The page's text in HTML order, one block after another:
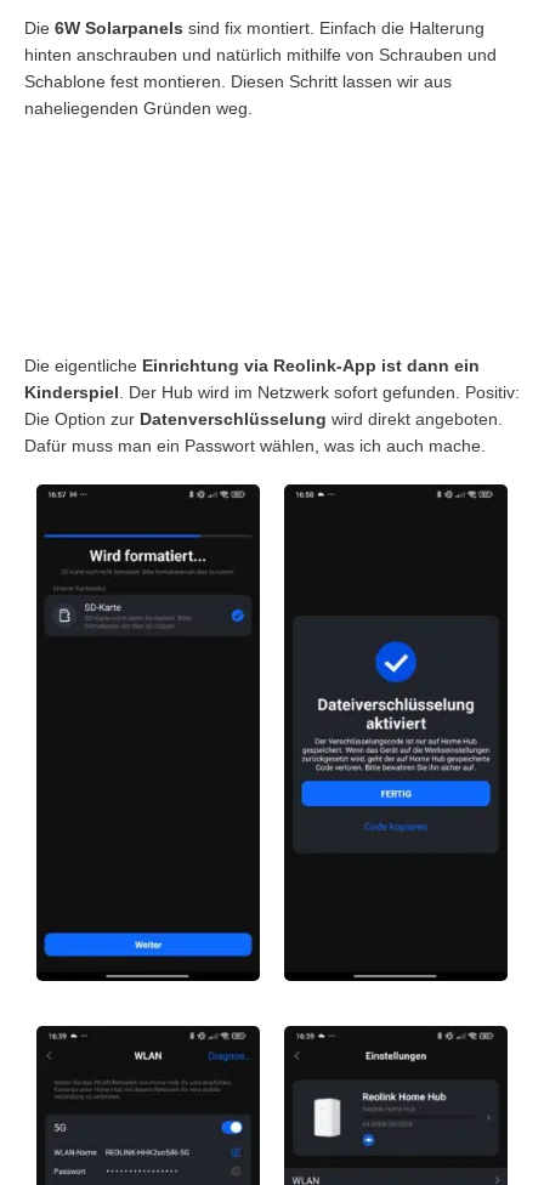
Die 6W Solarpanels sind fix montiert. Einfach die Halterung
hinten anschrauben und natürlich mithilfe von Schrauben und
Schablone fest montieren. Diesen Schritt lassen wir aus
naheliegenden Gründen weg.
Die eigentliche Einrichtung via Reolink-App ist dann ein
Kinderspiel . Der Hub wird im Netzwerk sofort gefunden. Positiv:
Die Option zur Datenverschlüsselung wird direkt angeboten.
Dafür muss man ein Passwort wählen, was ich auch mache.